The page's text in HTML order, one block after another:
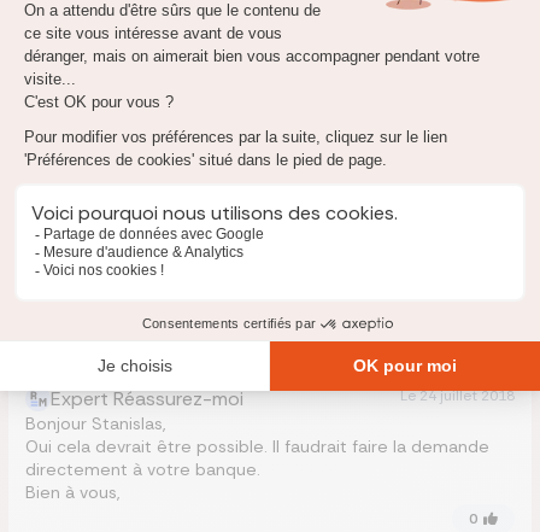
Expert Réassurez-moi
Bonjour,
Je vous conseille d'utiliser notre outil gratuit :
https://reassurez-moi.fr/guide/pret-immobilier/rachat
Il vous permettra de simuler votre situation et de trouver un
rachat de prêt immobilier qui correspond au mieux à votre
est il possible de racheter un prêt déjà démarré à taux zéro
concernant des travaux de panneaux solaire
Expert Réassurez-moi Le24 juillet 2018
Bonjour Stanislas,
Oui cela devrait être possible. Il faudrait faire la demande
directement à votre banque.
Bien à vous,
0